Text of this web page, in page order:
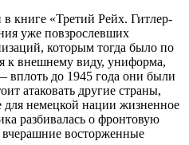
книге «Третий Рейх. Гитлер-
уже повзрослевших
которым тогда было по
к внешнему виду, униформа,
вплоть до 1945 года они были
атаковать другие страны,
для немецкой нации жизненное
разбивалась о фронтовую
вчерашние восторженные